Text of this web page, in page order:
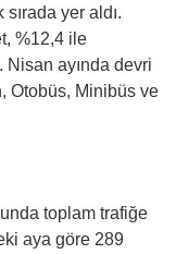
yer aldı.
%12,4 ile
Nisan ayında devri
Otobüs, Minibüs ve
toplam trafiğe
aya göre 289